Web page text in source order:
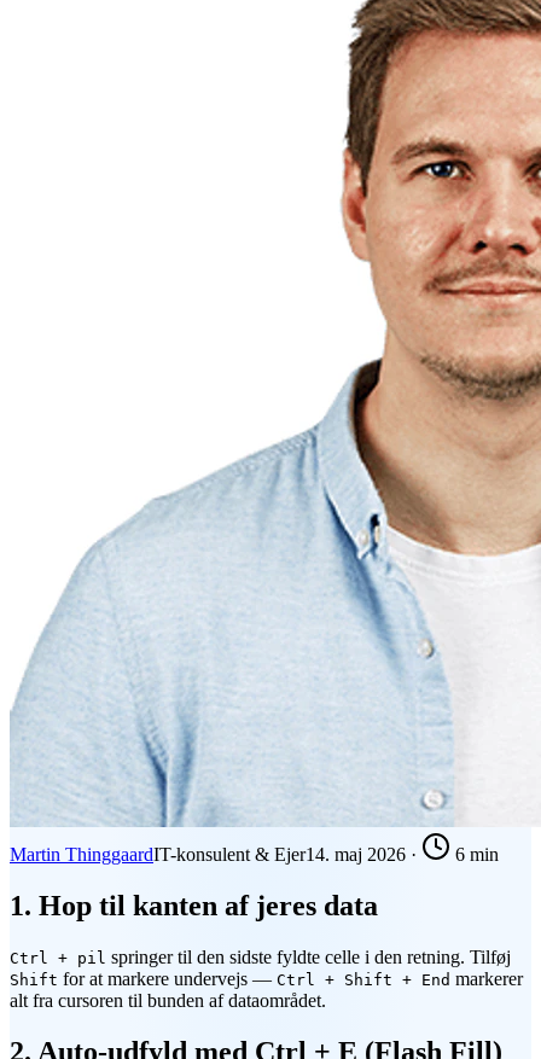
Martin ThinggaardIT-konsulent & Ejer14. maj 2026 · 6 min
1. Hop til kanten af jeres data
Ctrl + pil springer til den sidste fyldte celle i den retning. Tilføj
Shift for at markere undervejs — Ctrl + Shift + End markerer
alt fra cursoren til bunden af dataområdet.
2. Auto-udfyld med Ctrl + E (Flash Fill)